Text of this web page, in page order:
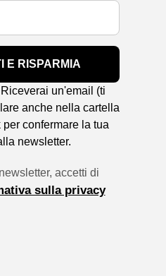
E RISPARMIA
un'email (ti
anche nella cartella
confermare la tua
newsletter.
accetti di
sulla privacy